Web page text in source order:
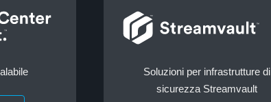
Soluzioni per infrastrutture di
sicurezza Streamvault